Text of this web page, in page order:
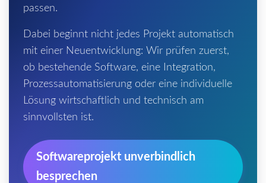
passen.
Dabei beginnt nicht jedes Projekt automatisch
mit einer Neuentwicklung: Wir prüfen zuerst,
ob bestehende Software, eine Integration,
Prozessautomatisierung oder eine individuelle
Lösung wirtschaftlich und technisch am
sinnvollsten ist.
Softwareprojekt unverbindlich
besprechen